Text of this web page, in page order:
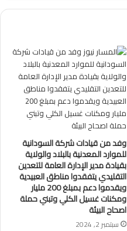
وفد من قيادات شركة السودانية
للموارد المعدنية بالبلاد والولاية
بقيادة مدير الإدارة العامة للتعدين
التقليدي يتفقدوا مناطق العبيدية
ويقدموا دعم بمبلغ 200 مليار
ومكنات غسيل الكلي وتبني حملة
اصحاح البيئة
سبتمبر 2, 2024